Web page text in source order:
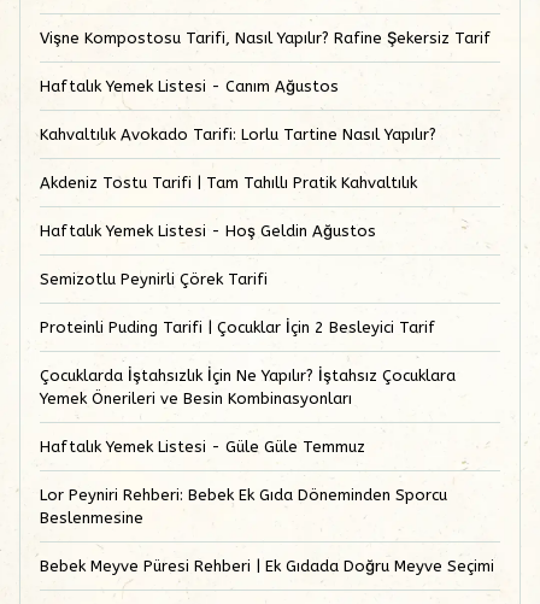
Vişne Kompostosu Tarifi, Nasıl Yapılır? Rafine Şekersiz Tarif
Haftalık Yemek Listesi - Canım Ağustos
Kahvaltılık Avokado Tarifi: Lorlu Tartine Nasıl Yapılır?
Akdeniz Tostu Tarifi | Tam Tahıllı Pratik Kahvaltılık
Haftalık Yemek Listesi - Hoş Geldin Ağustos
Semizotlu Peynirli Çörek Tarifi
Proteinli Puding Tarifi | Çocuklar İçin 2 Besleyici Tarif
Çocuklarda İştahsızlık İçin Ne Yapılır? İştahsız Çocuklara
Yemek Önerileri ve Besin Kombinasyonları
Haftalık Yemek Listesi - Güle Güle Temmuz
Lor Peyniri Rehberi: Bebek Ek Gıda Döneminden Sporcu
Beslenmesine
Bebek Meyve Püresi Rehberi | Ek Gıdada Doğru Meyve Seçimi